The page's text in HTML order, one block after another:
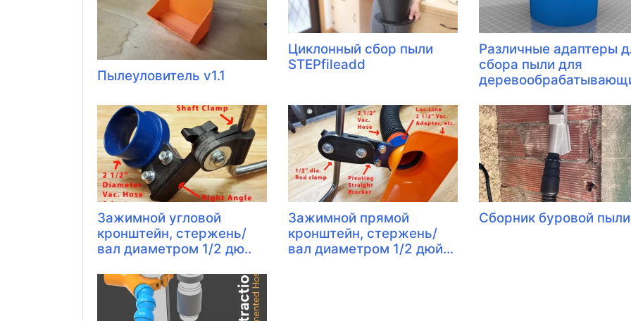
Пылеуловитель v1.1
Циклонный сбор пыли
STEPfileadd
Различные адаптеры
сбора пыли для
Зажимной угловой
кронштейн, стержень/
вал диаметром 1/2 дю..
Зажимной прямой
кронштейн, стержень/
вал диаметром 1/2 дюй...
Сборник буровой пыли